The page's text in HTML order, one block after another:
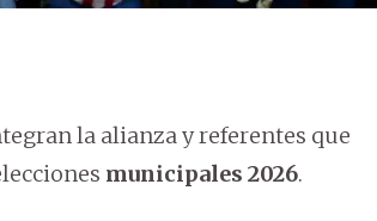
la alianza y referentes que
municipales 2026.